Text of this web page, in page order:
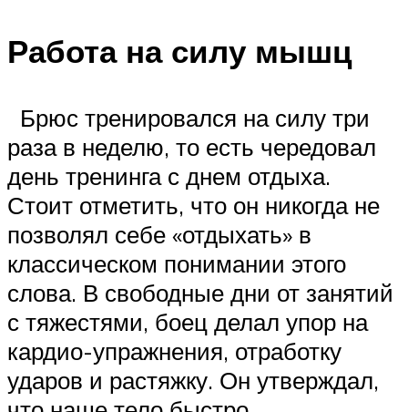
Работа на силу мышц
Брюс тренировался на силу три
раза в неделю, то есть чередовал
день тренинга с днем отдыха.
Стоит отметить, что он никогда не
позволял себе «отдыхать» в
классическом понимании этого
слова. В свободные дни от занятий
с тяжестями, боец делал упор на
кардио-упражнения, отработку
ударов и растяжку. Он утверждал,